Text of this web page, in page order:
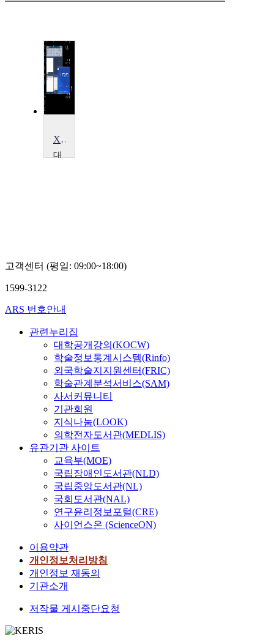
XG5000을 이용한 PLC 프로그래밍
대
철
고객센터 (평일: 09:00~18:00)
1599-3122
ARS 번호안내
관련누리집
대학공개강의(KOCW)
학술정보통계시스템(Rinfo)
외국학술지지원센터(FRIC)
학술관계분석서비스(SAM)
사서커뮤니티
기관회원
지식나눔(LOOK)
의학전자도서관(MEDLIS)
유관기관 사이트
교육부(MOE)
국립장애인도서관(NLD)
국립중앙도서관(NL)
국회도서관(NAL)
연구윤리정보포털(CRE)
사이언스온 (ScienceON)
이용약관
개인정보처리방침
개인정보 재동의
기관소개
저작물 게시중단요청